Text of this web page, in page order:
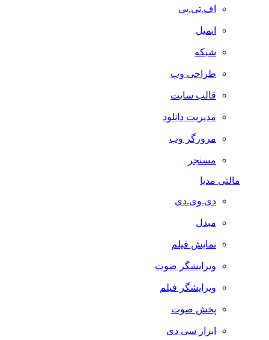
اف.تی.پی
ایمیل
شبکه
طراحی وب
قالب سایت
مدیریت دانلود
مرورگر وب
مسنجر
مالتی مدیا
دی.وی.دی
مبدل
نمایش فیلم
ویرایشگر صوت
ویرایشگر فیلم
پخش صوت
ابزار سی دی